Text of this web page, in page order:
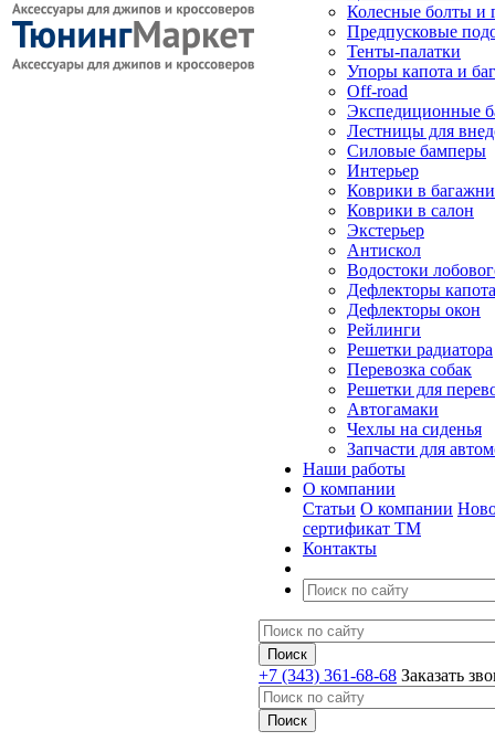
Колесные болты и
Предпусковые
Тенты-палатки
Упоры капота и
Off-road
Экспедиционные
Лестницы для
Силовые бамперы
Интерьер
Коврики в
Коврики в салон
Экстерьер
Антискол
Водостоки
Дефлекторы капота
Дефлекторы окон
Рейлинги
Решетки радиатора
Перевозка собак
Решетки для
Автогамаки
Чехлы на сиденья
Запчасти для
Наши работы
О компании
Статьи О компании
сертификат ТМ
Контакты
+7 (343) 361-68-68 Заказать